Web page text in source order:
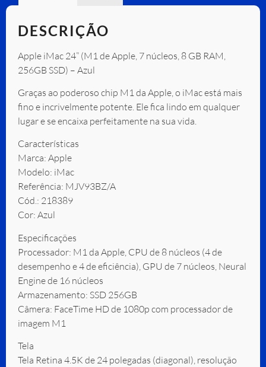
DESCRIÇÃO
Apple iMac 24” (M1 de Apple, 7 núcleos, 8 GB RAM,
256GB SSD) – Azul
Graças ao poderoso chip M1 da Apple, o iMac está mais
fino e incrivelmente potente. Ele fica lindo em qualquer
lugar e se encaixa perfeitamente na sua vida.
Características
Marca: Apple
Modelo: iMac
Referência: MJV93BZ/A
Cód.: 218389
Cor: Azul
Especificações
Processador: M1 da Apple, CPU de 8 núcleos (4 de
desempenho e 4 de eficiência), GPU de 7 núcleos, Neural
Engine de 16 núcleos
Armazenamento: SSD 256GB
Câmera: FaceTime HD de 1080p com processador de
imagem M1
Tela
Tela Retina 4.5K de 24 polegadas (diagonal), resolução